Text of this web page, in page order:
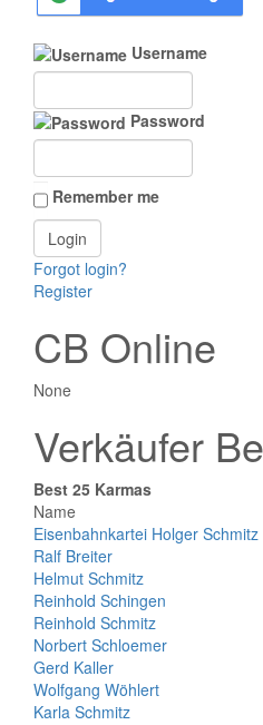
Username
Password
Remember me
Forgot login?
Register
CB Online
None
Verkäufer
Best 25 Karmas
Name
Eisenbahnkartei Holger Schmitz
Ralf Breiter
Helmut Schmitz
Reinhold Schingen
Reinhold Schmitz
Norbert Schloemer
Gerd Kaller
Wolfgang Wöhlert
Karla Schmitz